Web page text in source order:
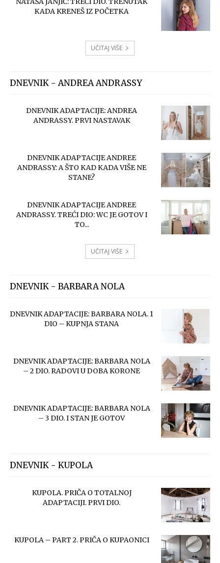
KADA KRENEŠ IZ POČETKA
UČITAJ VIŠE
DNEVNIK - ANDREA ANDRASSY
DNEVNIK ADAPTACIJE: ANDREA
ANDRASSY. PRVI NASTAVAK
DNEVNIK ADAPTACIJE ANDREE
ANDRASSY: A ŠTO KAD KADA VIŠE NE
STANE?
DNEVNIK ADAPTACIJE ANDREE
ANDRASSY. TREĆI DIO: WC JE GOTOV I
TO...
UČITAJ VIŠE
DNEVNIK - BARBARA NOLA
DNEVNIK ADAPTACIJE: BARBARA NOLA. 1
DIO – KUPNJA STANA
DNEVNIK ADAPTACIJE: BARBARA NOLA
– 2 DIO. RADOVI U DOBA KORONE
DNEVNIK ADAPTACIJE: BARBARA NOLA
– 3 DIO. I STAN JE GOTOV
DNEVNIK - KUPOLA
KUPOLA. PRIČA O TOTALNOJ
ADAPTACIJI. PRVI DIO.
KUPOLA – PART 2. PRIČA O KUPAONICI